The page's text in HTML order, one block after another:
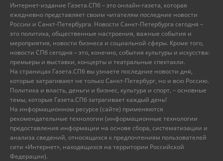
Интернет-издание Газета.СПб – это онлайн-газета, которая
ежедневно представляет своим читателям последние новости
России и Санкт-Петербурга. Новости Санкт-Петербурга сегодня –
это политика, общественные настроения, важные события и
мероприятия, новости бизнеса и социальной сферы. Кроме того,
новости СПб сегодня – это, конечно, события культуры и искусства:
премьеры и выставки, концерты и театральные спектакли.
На страницах Газета.СПб вы узнаете последние новости дня,
которые затрагивают не только Санкт-Петербург, но и всю Россию.
Политика и власть, деньги и бизнес, культура и спорт, – основные
темы, которые Газета.СПб затрагивает каждый день!
На информационном ресурсе (сайте) применяются
рекомендательные технологии (информационные технологии
предоставления информации на основе сбора, систематизации и
анализа сведений, относящихся к предпочтениям пользователей
сети «Интернет», находящихся на территории Российской
Федерации).